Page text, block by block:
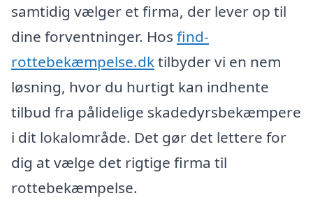
samtidig vælger et firma, der lever op til
dine forventninger. Hos find-
rottebekæmpelse.dktilbyder vi en nem
løsning, hvor du hurtigt kan indhente
tilbud fra pålidelige skadedyrsbekæmpere
i dit lokalområde. Det gør det lettere for
dig at vælge det rigtige firma til
rottebekæmpelse.